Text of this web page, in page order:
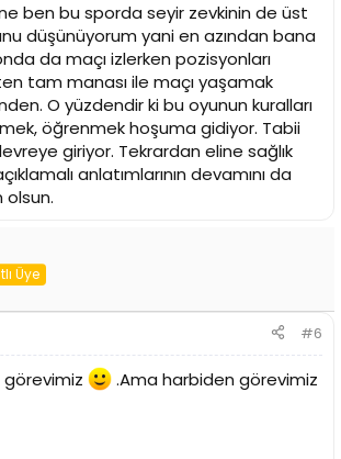
ben bu sporda seyir zevkinin de üst
düşünüyorum yani en azından bana
da maçı izlerken pozisyonları
tam manası ile maçı yaşamak
O yüzdendir ki bu oyunun kuralları
öğrenmek hoşuma gidiyor. Tabii
giriyor. Tekrardan eline sağlık
anlatımlarının devamını da
olsun.
Üye
#6
.Ama harbiden görevimiz